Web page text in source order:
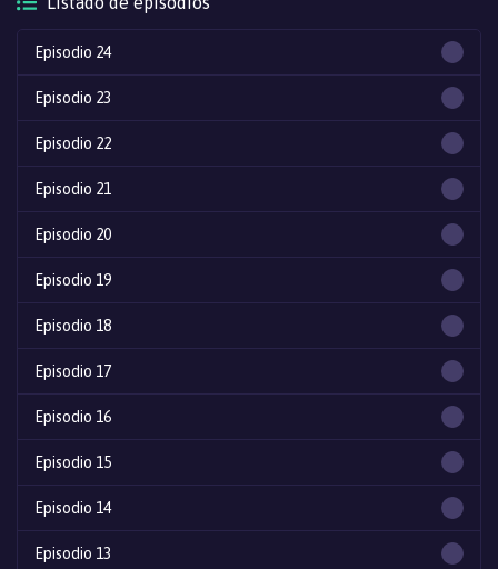
Episodio 24
Episodio 23
Episodio 22
Episodio 21
Episodio 20
Episodio 19
Episodio 18
Episodio 17
Episodio 16
Episodio 15
Episodio 14
Episodio 13